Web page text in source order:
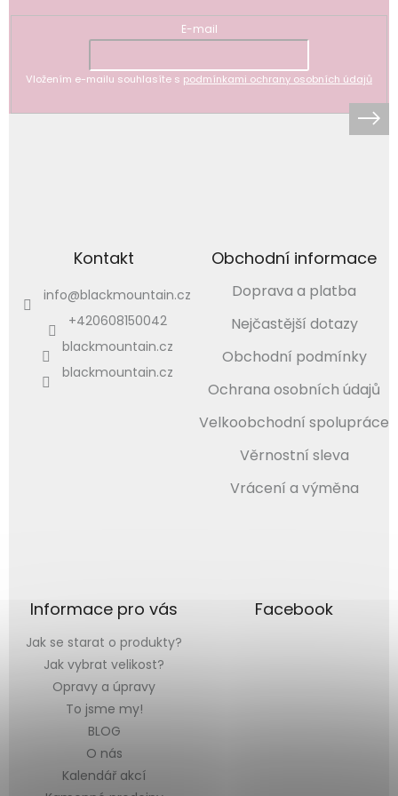
E-mail
Vložením e-mailu souhlasíte s podmínkami ochrany osobních údajů
Kontakt
info@blackmountain.cz
+420608150042
blackmountain.cz
blackmountain.cz
Obchodní informace
Doprava a platba
Nejčastější dotazy
Obchodní podmínky
Ochrana osobních údajů
Velkoobchodní spolupráce
Věrnostní sleva
Vrácení a výměna
Informace pro vás
Jak se starat o produkty?
Jak vybrat velikost?
Opravy a úpravy
To jsme my!
BLOG
O nás
Kalendář akcí
Facebook